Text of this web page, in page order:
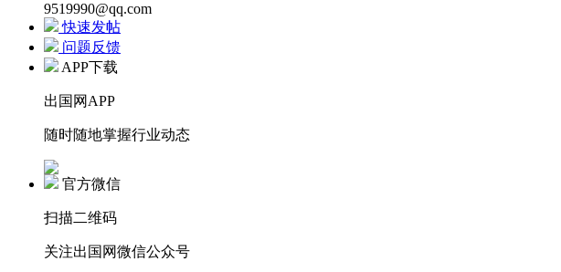
9519990@qq.com
快速发帖
问题反馈
APP下载
出国网APP
随时随地掌握行业动态
官方微信
扫描二维码
关注出国网微信公众号